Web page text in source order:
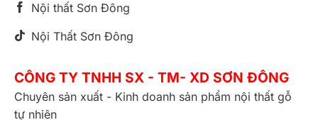
Nội thất Sơn Đông
Nội Thất Sơn Đông
CÔNG TY TNHH SX - TM- XD SƠN ĐÔNG
Chuyên sản xuất - Kinh doanh sản phẩm nội thất gỗ
tự nhiên